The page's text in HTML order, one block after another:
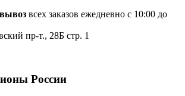
всех заказов ежедневно с 10:00 до
пр-т., 28Б стр. 1
России